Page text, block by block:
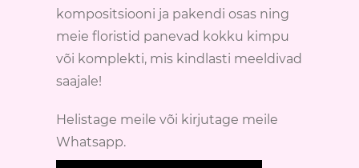
kompositsiooni ja pakendi osas ning
meie floristid panevad kokku kimpu
või komplekti, mis kindlasti meeldivad
saajale!
Helistage meile või kirjutage meile
Whatsapp.